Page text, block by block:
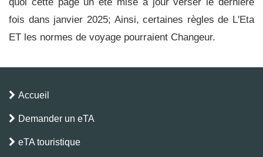
fois dans janvier 2025; Ainsi, certaines règles de L'Eta
ET les normes de voyage pourraient Changeur.
Accueil
Demander un eTA
eTA touristique